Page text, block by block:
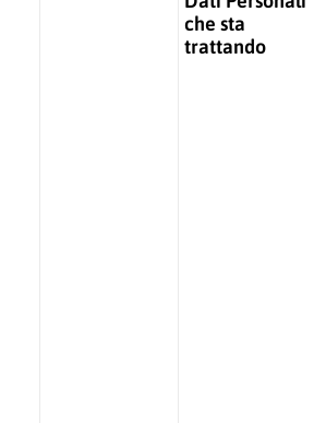
che sta
trattando